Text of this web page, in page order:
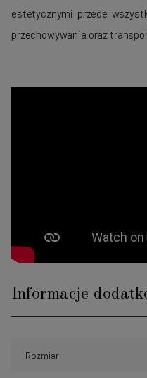
estetycznymi przede
przechowywania oraz
Informacje
Rozmiar